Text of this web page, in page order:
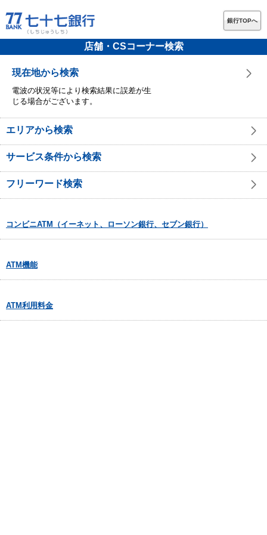
銀行TOPへ
店舗・CSコーナー検索
現在地から検索
電波の状況等により検索結果に誤差が生
じる場合がございます。
エリアから検索
サービス条件から検索
フリーワード検索
コンビニATM（イーネット、ローソン銀行、セブン銀行）
ATM機能
ATM利用料金